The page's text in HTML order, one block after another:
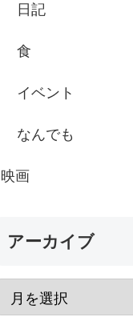
日記
食
イベント
なんでも
映画
アーカイブ